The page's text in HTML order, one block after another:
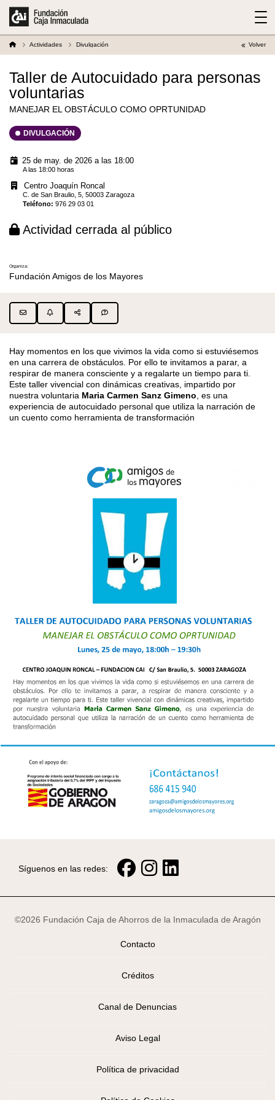
Actividades Divulgación Volver
Taller de Autocuidado para personas
voluntarias
MANEJAR EL OBSTÁCULO COMO OPRTUNIDAD
DIVULGACIÓN
25 de may. de 2026 a las 18:00
A las 18:00 horas
Centro Joaquín Roncal
C. de San Braulio, 5, 50003 Zaragoza
Teléfono:976 29 03 01
Actividad cerrada al público
Organiza:
Fundación Amigos de los Mayores
Hay momentos en los que vivimos la vida como si estuviésemos
en una carrera de obstáculos. Por ello te invitamos a parar, a
respirar de manera consciente y a regalarte un tiempo para ti.
Este taller vivencial con dinámicas creativas, impartido por
nuestra voluntaria Maria Carmen Sanz Gimeno , es una
experiencia de autocuidado personal que utiliza la narración de
un cuento como herramienta de transformación
Síguenos en las redes:
©2026 Fundación Caja de Ahorros de la Inmaculada de Aragón
Contacto
Créditos
Canal de Denuncias
Aviso Legal
Política de privacidad